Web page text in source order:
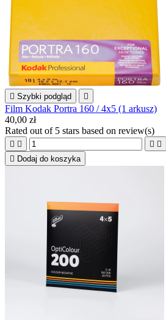
 Szybki podgląd 
Film Kodak Portra 160 / 4x5 (1 arkusz)
40,00 zł
Rated out of 5 stars based on review(s)
   
 Dodaj do koszyka